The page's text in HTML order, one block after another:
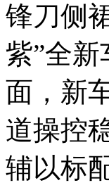
锋刀侧
紫”全
面，新
道操控
辅以标